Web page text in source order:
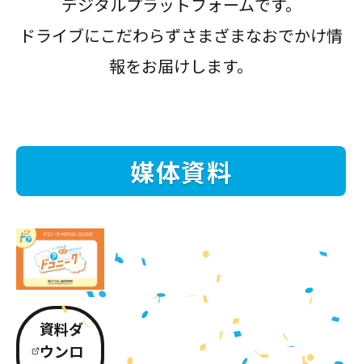
デジタルプラットフォームです。
ドライブにこだわらずさまざまなおでかけ情
報をお届けします。
媒体資料
資料ダ
ウンロ